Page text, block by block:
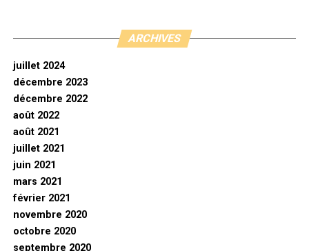
ARCHIVES
juillet 2024
décembre 2023
décembre 2022
août 2022
août 2021
juillet 2021
juin 2021
mars 2021
février 2021
novembre 2020
octobre 2020
septembre 2020